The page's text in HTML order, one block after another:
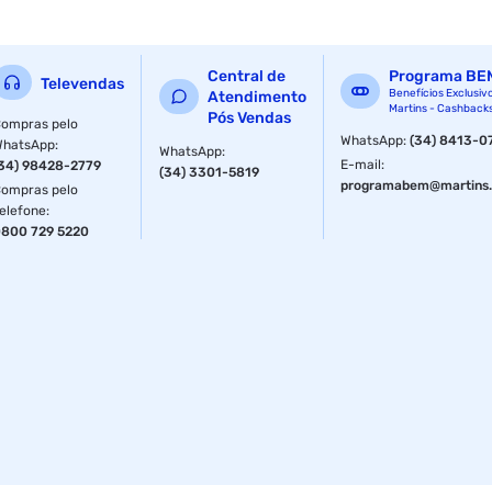
Televendas
pelo
:
98428-2779
pelo
:
729 5220
Central de
Atendimento
Pós Vendas
WhatsApp:
(34) 3301-5819
Programa
Benefícios
Martins -
WhatsApp:(34) 8413-
E-mail: